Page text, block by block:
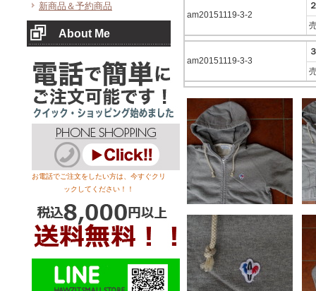
新商品＆予約商品
About Me
お電話でご注文をしたい方は、今すぐクリ
ックしてください！！
am20151119-3-2
am20151119-3-3